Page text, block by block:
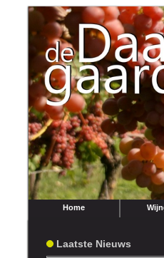
Laatste Nieuws
Home